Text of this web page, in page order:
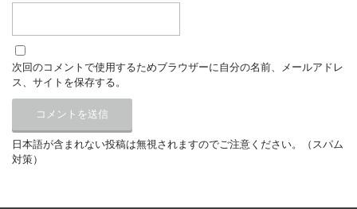
次回のコメントで使用するためブラウザーに自分の名前、メールアドレ
ス、サイトを保存する。
日本語が含まれない投稿は無視されますのでご注意ください。（スパム
対策）